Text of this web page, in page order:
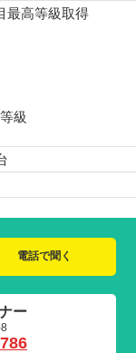
最高等級取得
級
電話で聞く
ー